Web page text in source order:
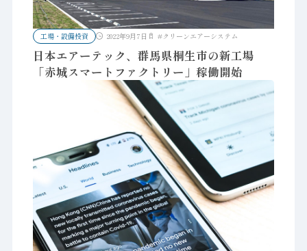
工場・設備投資 2022年9月7日 #クリーンエアーシステム
日本エアーテック、群馬県桐生市の新工場
「赤城スマートファクトリー」稼働開始